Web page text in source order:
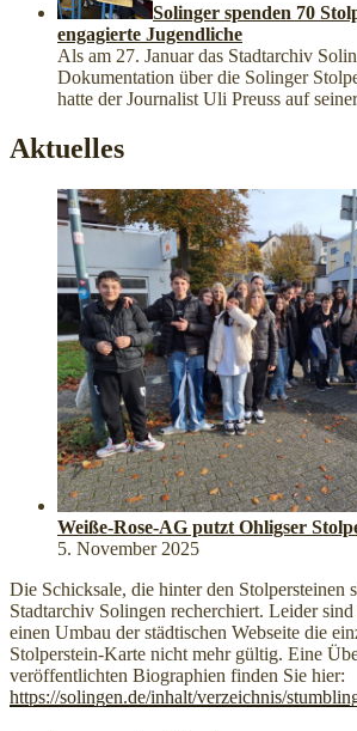
Solinger spenden 70
engagierte Jugendliche
Als am 27. Januar das Stadtarchiv
Dokumentation über die Solinger
hatte der Journalist Uli Preuss auf
Aktuelles
Weiße-Rose-AG putzt Ohligser
5. November 2025
Die Schicksale, die hinter den Stolpersteinen
Stadtarchiv Solingen recherchiert. Leider
einen Umbau der städtischen Webseite die
Stolperstein-Karte nicht mehr gültig. Eine
veröffentlichten Biographien finden Sie hier:
https://solingen.de/inhalt/verzeichnis/